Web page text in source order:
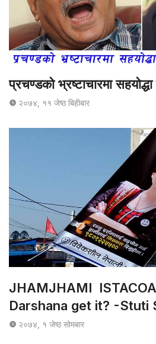
प्रचण्डको भ्रष्टाचारमा
२०७४, ११ जेष्ठ बिहीबार
JHAMJHAMI
Darshana get it? -Stuti
२०७४, १ जेष्ठ सोमबार